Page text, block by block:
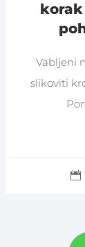
korak
Vabljeni
slikoviti
